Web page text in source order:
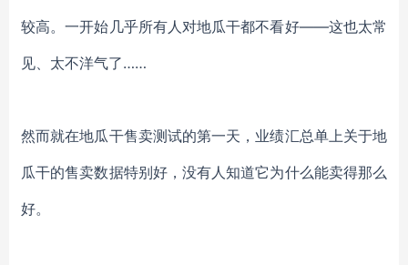
较高。一开始几乎所有人对地瓜干都不看好——这也太常
见、太不洋气了……
然而就在地瓜干售卖测试的第一天，业绩汇总单上关于地
瓜干的售卖数据特别好，没有人知道它为什么能卖得那么
好。